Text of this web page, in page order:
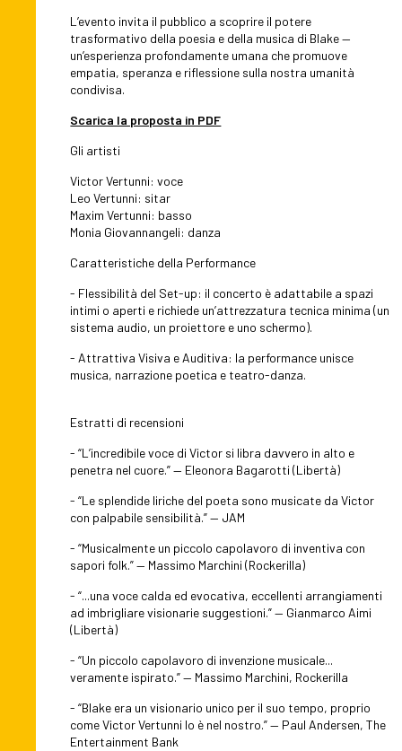
L’evento invita il pubblico a scoprire il potere
trasformativo della poesia e della musica di Blake —
un’esperienza profondamente umana che promuove
empatia, speranza e riflessione sulla nostra umanità
condivisa.
Scarica la proposta in PDF
Gli artisti
Victor Vertunni: voce
Leo Vertunni: sitar
Maxim Vertunni: basso
Monia Giovannangeli: danza
Caratteristiche della Performance
- Flessibilità del Set-up: il concerto è adattabile a spazi
intimi o aperti e richiede un’attrezzatura tecnica minima (un
sistema audio, un proiettore e uno schermo).
- Attrattiva Visiva e Auditiva: la performance unisce
musica, narrazione poetica e teatro-danza.
Estratti di recensioni
- “L’incredibile voce di Victor si libra davvero in alto e
penetra nel cuore.” — Eleonora Bagarotti (Libertà)
- “Le splendide liriche del poeta sono musicate da Victor
con palpabile sensibilità.” — JAM
- “Musicalmente un piccolo capolavoro di inventiva con
sapori folk.” — Massimo Marchini (Rockerilla)
- “...una voce calda ed evocativa, eccellenti arrangiamenti
ad imbrigliare visionarie suggestioni.” — Gianmarco Aimi
(Libertà)
- “Un piccolo capolavoro di invenzione musicale...
veramente ispirato.” — Massimo Marchini, Rockerilla
- “Blake era un visionario unico per il suo tempo, proprio
come Victor Vertunni lo è nel nostro.” — Paul Andersen, The
Entertainment Bank